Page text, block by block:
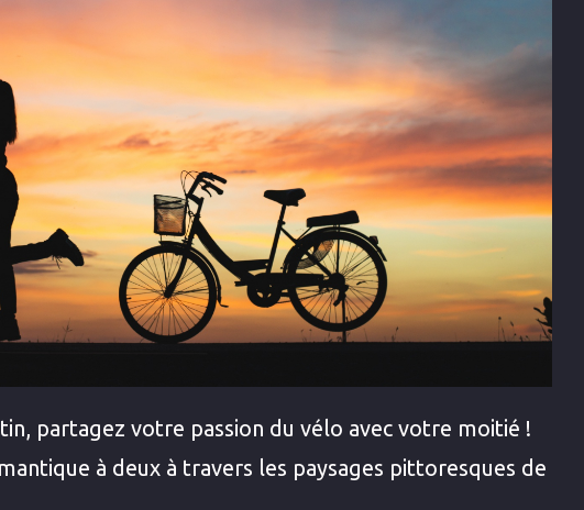
partagez votre passion du vélo avec votre moitié !
à deux à travers les paysages pittoresques de